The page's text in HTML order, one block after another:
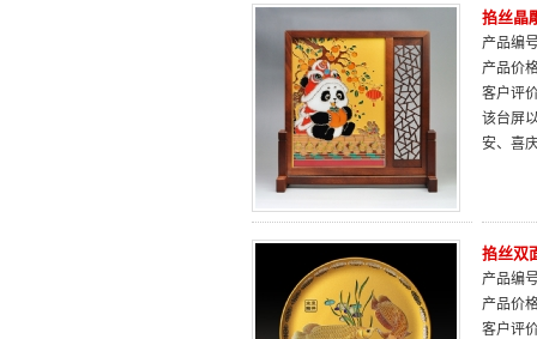
掐丝晶
产品编
产品价
客户评
该台屏
安、喜
掐丝双
产品编
产品价
客户评